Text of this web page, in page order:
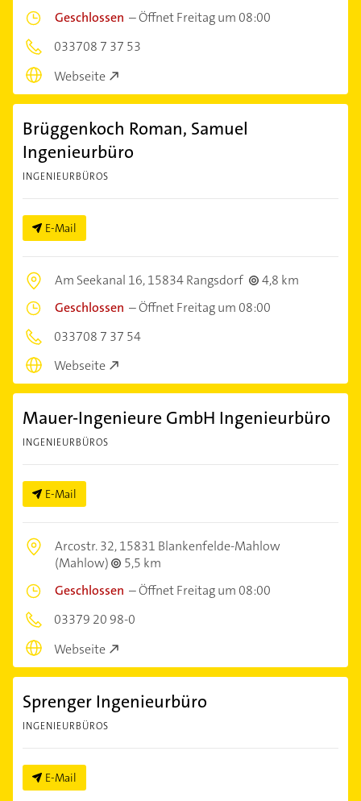
Geschlossen –Öffnet Freitag um 08:00
033708 7 37 53
Webseite
Brüggenkoch Roman, Samuel
Ingenieurbüro
INGENIEURBÜROS
E-Mail
Am Seekanal 16,15834 Rangsdorf
4,8 km
Geschlossen –Öffnet Freitag um 08:00
033708 7 37 54
Webseite
Mauer-Ingenieure GmbH Ingenieurbüro
INGENIEURBÜROS
E-Mail
Arcostr. 32,15831 Blankenfelde-Mahlow
(Mahlow)
5,5 km
Geschlossen –Öffnet Freitag um 08:00
03379 20 98-0
Webseite
Sprenger Ingenieurbüro
INGENIEURBÜROS
E-Mail